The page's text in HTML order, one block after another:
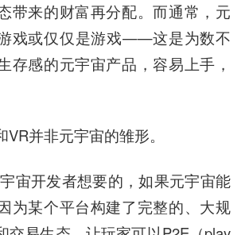
带来的财富再分配。而通常，元
戏或仅仅是游戏——这是为数不
存感的元宇宙产品，容易上手，
并非元宇宙的雏形。
宙开发者想要的，如果元宇宙能
为某个平台构建了完整的、大规